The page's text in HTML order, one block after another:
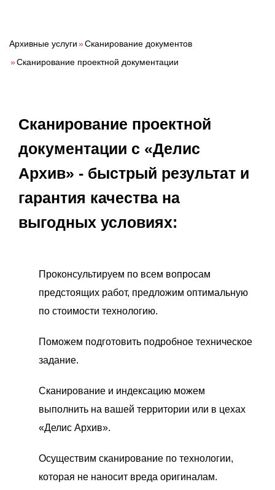
Расчет
Заказать услугу
Заказать звонок
Архивные услуги»Сканирование документов
»Сканирование проектной документации
Сканирование проектной
документации с «Делис
Архив» - быстрый результат и
гарантия качества на
выгодных условиях:
Проконсультируем по всем вопросам
предстоящих работ, предложим оптимальную
по стоимости технологию.
Поможем подготовить подробное техническое
задание.
Сканирование и индексацию можем
выполнить на вашей территории или в цехах
«Делис Архив».
Осуществим сканирование по технологии,
которая не наносит вреда оригиналам.